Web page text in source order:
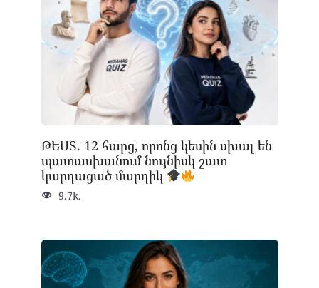
ԹԵՍՏ. 12 հարց, որոնց կեսին սխալ են
պատասխանում նույնիսկ շատ
կարդացած մարդիկ
9.7k.